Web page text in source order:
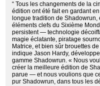
“ Tous les changements de la
édition ont été fait en gardant
longue tradition de Shadowrun,
éléments clefs du Sixième
persistent — technologie
magie éclatante, piratage
Matrice, et bien sûr brouettes
indique Jason Hardy,
gamme Shadowrun. « Nous
créer la meilleure édition de
parue — et nous voulions que
pur Shadowrun, dans tous les